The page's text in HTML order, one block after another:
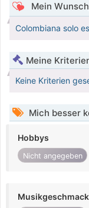
Mein
Colombiana solo
Meine
Keine Kriterien
Mich besser
Hobbys
Nicht angegeben
Musikgeschmack